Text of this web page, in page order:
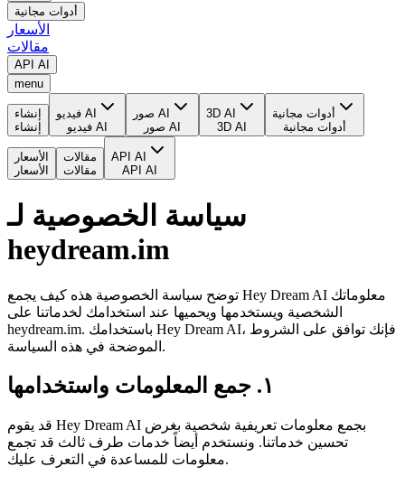
أدوات مجانية
الأسعار
مقالات
API AI
menu
إنشاء
إنشاء
فيديو AI
فيديو AI
صور AI
صور AI
3D AI
3D AI
أدوات مجانية
أدوات مجانية
الأسعار
الأسعار
مقالات
مقالات
API AI
API AI
سياسة الخصوصية لـ
heydream.im
توضح سياسة الخصوصية هذه كيف يجمع Hey Dream AI معلوماتك
الشخصية ويستخدمها ويحميها عند استخدامك لخدماتنا على
heydream.im. باستخدامك Hey Dream AI، فإنك توافق على الشروط
الموضحة في هذه السياسة.
١. جمع المعلومات واستخدامها
قد يقوم Hey Dream AI بجمع معلومات تعريفية شخصية بغرض
تحسين خدماتنا. ونستخدم أيضاً خدمات طرف ثالث قد تجمع
معلومات للمساعدة في التعرف عليك.